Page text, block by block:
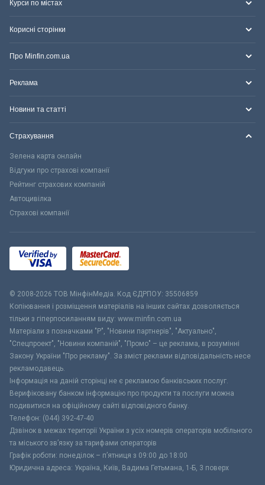
Курси по містах
Корисні сторінки
Про Minfin.com.ua
Реклама
Новини та статті
Страхування
Зелена карта онлайн
Відгуки про страхові компанії
Рейтинг страхових компаній
Автоцивілка
Страхові компанії
© 2008-2026 ТОВ МiнфiнМедiа. Код ЄДРПОУ: 35506859
Копіювання і розміщення матеріалів на інших сайтах дозволяється
тільки з гіперпосиланням виду: www.minfin.com.ua
Матеріали з позначками "Р", "Новини партнерів", "Актуально",
"Спецпроект", "Новини компаній", "Промо" – це реклама, в розумінні
Закону України "Про рекламу". За зміст реклами відповідальність несе
рекламодавець.
Інформація на даній сторінці не є рекламою банківських послуг.
Верифіковану банком інформацію про продукти та послуги можна
подивитися на офіційному сайті відповідного банку.
Телефон: (044) 392-47-40
Дзвінок в межах території України з усіх номерів операторів мобільного
та міського зв’язку за тарифами операторів
Графік роботи: понеділок – п’ятниця з 09:00 до 18:00
Юридична адреса: Україна, Київ, Вадима Гетьмана, 1-Б, 3 поверх